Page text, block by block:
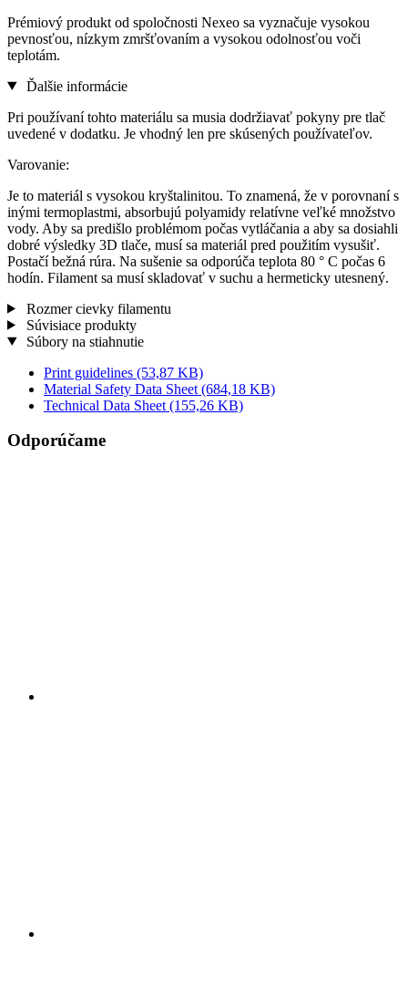
Prémiový produkt od spoločnosti Nexeo sa vyznačuje vysokou
pevnosťou, nízkym zmršťovaním a vysokou odolnosťou voči
teplotám.
Ďalšie informácie
Pri používaní tohto materiálu sa musia dodržiavať pokyny pre tlač
uvedené v dodatku. Je vhodný len pre skúsených používateľov.
Varovanie:
Je to materiál s vysokou kryštalinitou. To znamená, že v porovnaní s
inými termoplastmi, absorbujú polyamidy relatívne veľké množstvo
vody. Aby sa predišlo problémom počas vytláčania a aby sa dosiahli
dobré výsledky 3D tlače, musí sa materiál pred použitím vysušiť.
Postačí bežná rúra. Na sušenie sa odporúča teplota 80 ° C počas 6
hodín. Filament sa musí skladovať v suchu a hermeticky utesnený.
Rozmer cievky filamentu
Súvisiace produkty
Súbory na stiahnutie
Print guidelines (53,87 KB)
Material Safety Data Sheet (684,18 KB)
Technical Data Sheet (155,26 KB)
Odporúčame